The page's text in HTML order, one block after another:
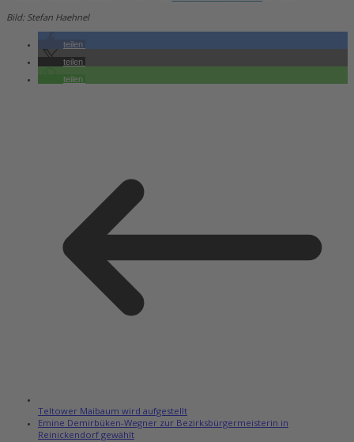
Bild: Stefan Haehnel
teilen
teilen
teilen
Teltower Maibaum wird aufgestellt
Emine Demirbüken-Wegner zur Bezirksbürgermeisterin in
Reinickendorf gewählt